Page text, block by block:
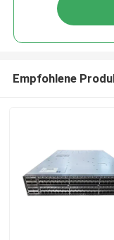
Empfohlene